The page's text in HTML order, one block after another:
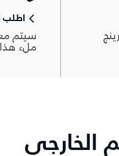
اطلب
سيتم
ملء
الخارجي